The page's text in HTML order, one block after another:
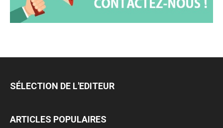
SÉLECTION DE L'EDITEUR
ARTICLES POPULAIRES